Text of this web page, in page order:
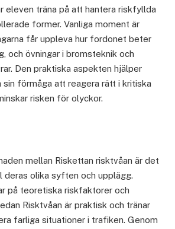
eleven träna på att hantera riskfyllda
former. Vanliga moment är
får uppleva hur fordonet beter
och övningar i bromsteknik och
Den praktiska aspekten hjälper
förmåga att reagera rätt i kritiska
risken för olyckor.
mellan Riskettan risktvåan är det
deras olika syften och upplägg.
på teoretiska riskfaktorer och
Risktvåan är praktisk och tränar
farliga situationer i trafiken. Genom